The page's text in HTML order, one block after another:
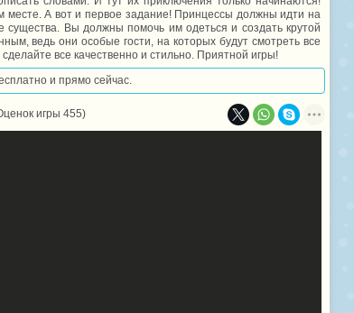
месте. А вот и первое задание! Принцессы должны идти на
существа. Вы должны помочь им одеться и создать крутой
ведь они особые гости, на которых будут смотреть все
все качественно и стильно. Приятной игры!
и прямо сейчас.
игры 455)